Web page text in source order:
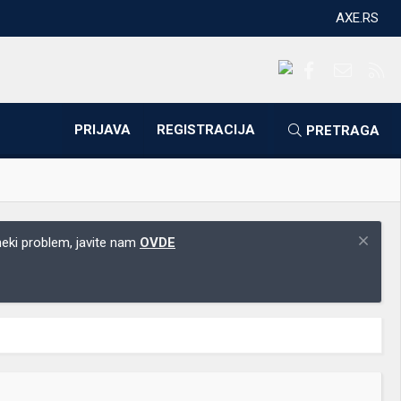
AXE.RS
PRIJAVA REGISTRACIJA PRETRAGA
problem, javite nam OVDE